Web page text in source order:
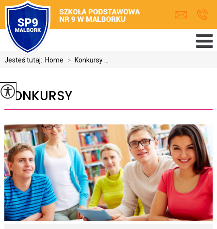
Jesteś tutaj: Home > Konkursy ...
KONKURSY